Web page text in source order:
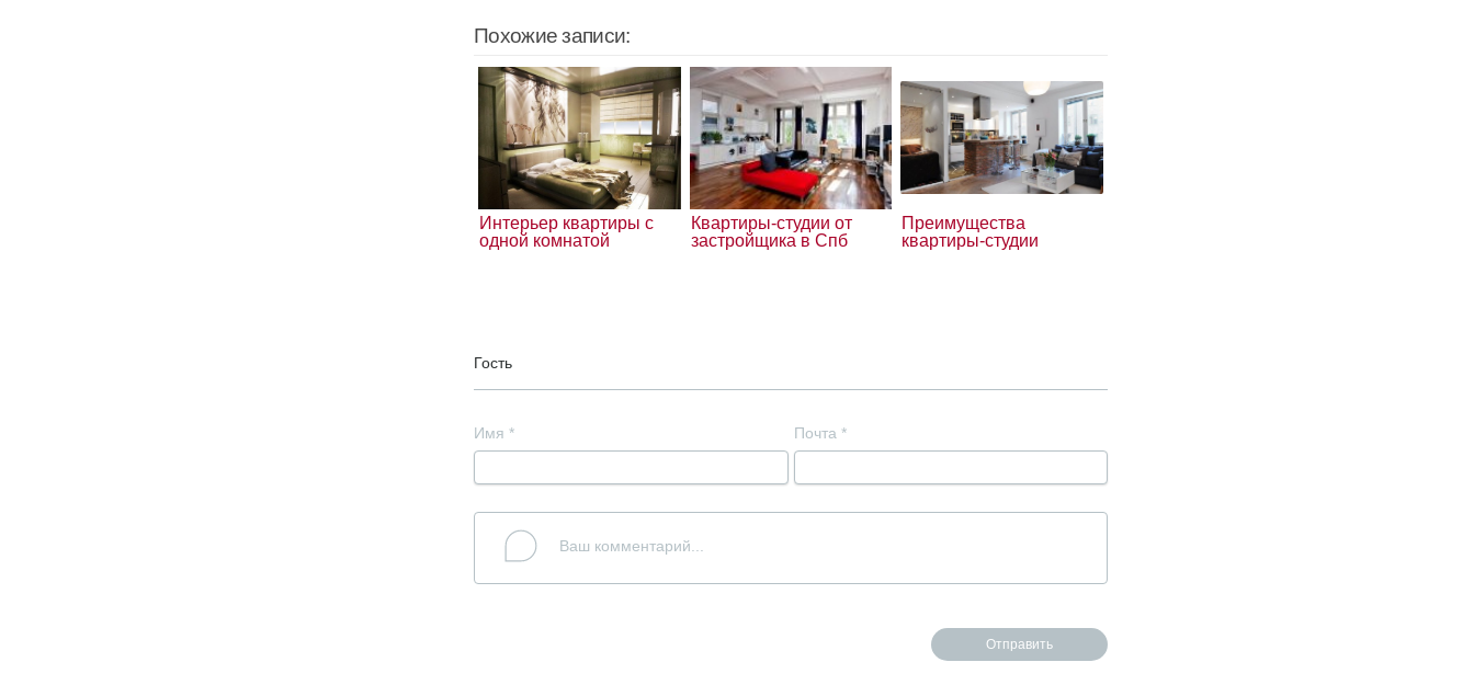
Похожие записи:
Интерьер квартиры с
одной комнатой
Квартиры-студии от
застройщика в Спб
Преимущества
квартиры-студии
Гость
Имя * Почта *